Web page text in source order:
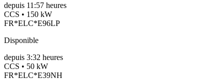
depuis 11:57 heures
CCS • 150 kW
FR*ELC*E96LP
Disponible
depuis 3:32 heures
CCS • 50 kW
FR*ELC*E39NH